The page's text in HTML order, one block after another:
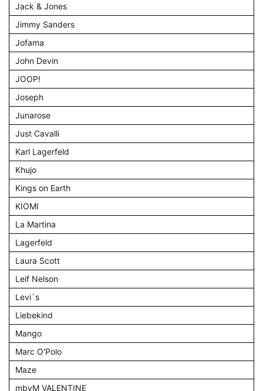
Jack & Jones
Jimmy Sanders
Jofama
John Devin
JOOP!
Joseph
Junarose
Just Cavalli
Karl Lagerfeld
Khujo
Kings on Earth
KIOMI
La Martina
Lagerfeld
Laura Scott
Leif Nelson
Levi´s
Liebekind
Mango
Marc O'Polo
Maze
mbyM VALENTINE